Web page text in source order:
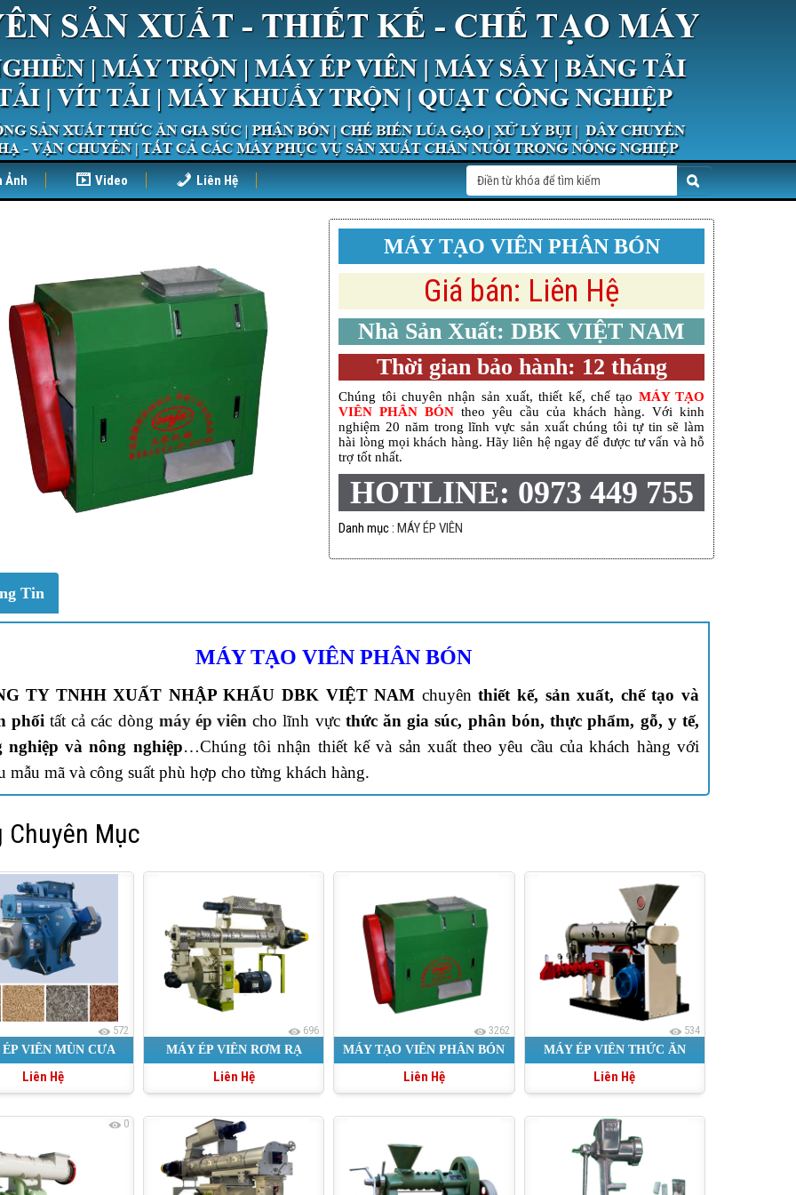
Ảnh Video Liên Hệ
MÁY TẠO VIÊN PHÂN BÓN
Giá bán: Liên Hệ
Nhà Sản Xuất: DBK VIỆT NAM
Thời gian bảo hành: 12 tháng
Chúng tôi chuyên nhận sản xuất, thiết kế, chế tạo MÁY TẠO
VIÊN PHÂN BÓN theo yêu cầu của khách hàng. Với kinh
nghiệm 20 năm trong lĩnh vực sản xuất chúng tôi tự tin sẽ làm
hài lòng mọi khách hàng. Hãy liên hệ ngay để được tư vấn và hỗ
trợ tốt nhất.
HOTLINE: 0973 449 755
Danh mục :MÁY ÉP VIÊN
Tin
MÁY TẠO VIÊN PHÂN BÓN
TY TNHH XUẤT NHẬP KHẨU DBK VIỆT NAM chuyênthiết kế, sản xuất, chế tạo và
phối tất cả các dòng máy ép viên cho lĩnh vực thức ăn gia súc, phân bón, thực phẩm, gỗ, y tế,
nghiệp và nông nghiệp…Chúng tôi nhận thiết kế và sản xuất theo yêu cầu của khách hàng với
mẫu mã và công suất phù hợp cho từng khách hàng.
Chuyên Mục
572
VIÊN MÙN CƯA
NGHIỆP
Liên Hệ
696
MÁY ÉP VIÊN RƠM RẠ
Liên Hệ
3262
MÁY TẠO VIÊN PHÂN BÓN
Liên Hệ
534
MÁY ÉP VIÊN THỨC ĂN
CHĂN NUÔI
Liên Hệ
0